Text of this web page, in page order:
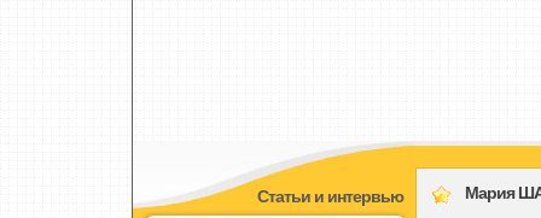
Статьи и интервью Мария